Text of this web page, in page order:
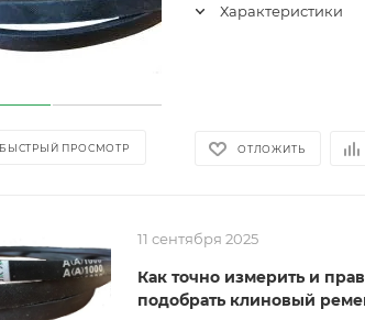
БЫСТРЫЙ ПРОСМОТР
Характеристики
ОТЛОЖИТЬ
11 сентября 2025
Как точно измерить и
подобрать клиновый